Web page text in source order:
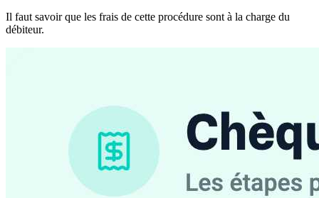
Il faut savoir que les frais de cette procédure sont à la charge du
débiteur.